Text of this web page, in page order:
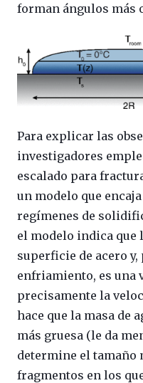
forman ángulos más
Para explicar las
investigadores
escalado para
un modelo que
regímenes de
el modelo indica que
superficie de acero
enfriamiento, es una
precisamente la
hace que la masa de
más gruesa (le da
determine el tamaño
fragmentos en los